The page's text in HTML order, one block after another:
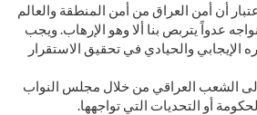
أن أمن العراق من أمن المنطقة والعالم
عدواً يتربص بنا ألا وهو الإرهاب. ويجب
الإيجابي والحيادي في تحقيق الاستقرار
إلى الشعب العراقي من خلال مجلس النواب
أو التحديات التي تواجهها.